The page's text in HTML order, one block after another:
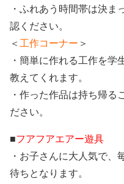
・ふれあう時間帯は決ま
認ください。
＜ 工作コーナー ＞
・簡単に作れる工作を学
教えてくれます。
・作った作品は持ち帰る
ださい。
■フアフアエアー遊具
・お子さんに大人気で、
待ちとなります。